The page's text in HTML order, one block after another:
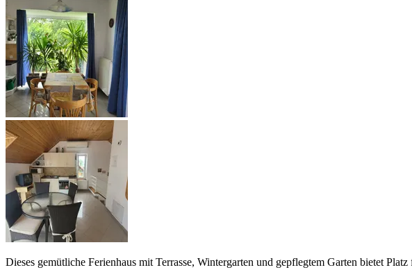
Dieses gemütliche Ferienhaus mit Terrasse, Wintergarten und gepflegtem Garten bietet